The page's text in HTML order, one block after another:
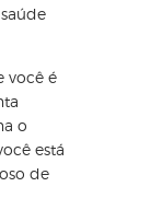
você é
o
está
de